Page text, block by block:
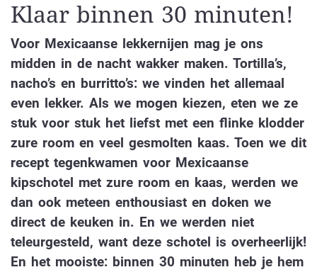
Klaar binnen 30 minuten!
Voor Mexicaanse lekkernijen mag je ons
midden in de nacht wakker maken. Tortilla’s,
nacho’s en burritto’s: we vinden het allemaal
even lekker. Als we mogen kiezen, eten we ze
stuk voor stuk het liefst met een flinke klodder
zure room en veel gesmolten kaas. Toen we dit
recept tegenkwamen voor Mexicaanse
kipschotel met zure room en kaas, werden we
dan ook meteen enthousiast en doken we
direct de keuken in. En we werden niet
teleurgesteld, want deze schotel is overheerlijk!
En het mooiste: binnen 30 minuten heb je hem